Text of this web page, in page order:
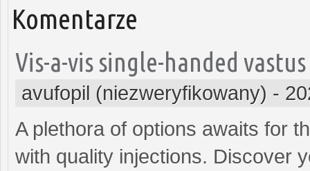
Komentarze
Vis-a-vis single-handed
avufopil (niezweryfikowany) -
A plethora of options awaits for
with quality injections. Discover